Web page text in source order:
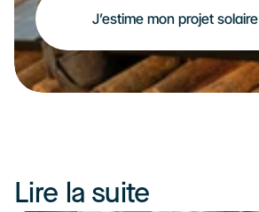
J’estime mon projet solaire
Lire la suite